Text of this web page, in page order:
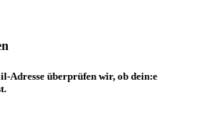
Adresse überprüfen wir, ob dein:e